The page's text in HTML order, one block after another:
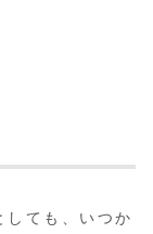
しても、いつか